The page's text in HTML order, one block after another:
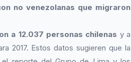
no venezolanas que migraron
a 12.037 personas chilenas y a
2017. Estos datos sugieren que la